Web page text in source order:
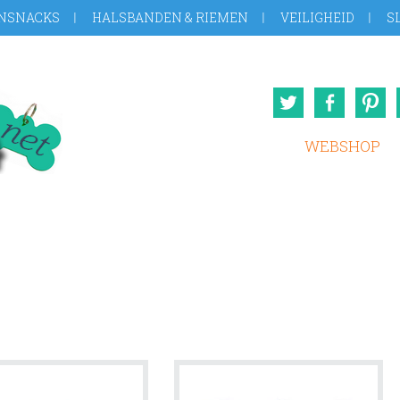
HALSBANDEN & RIEMEN VEILIGHEID
Twitter
WEBSHOP